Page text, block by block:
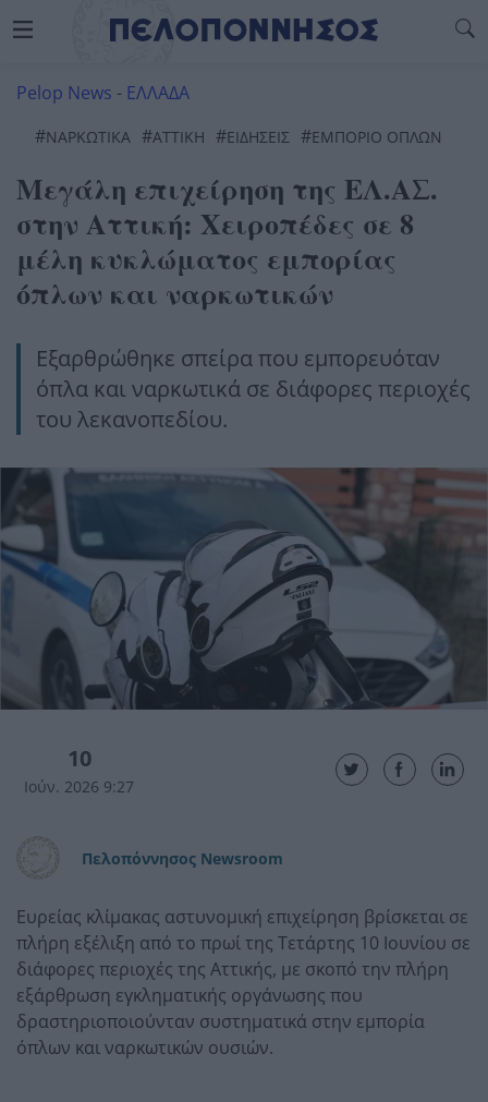
Pelop News - ΕΛΛΑΔΑ
#ΝΑΡΚΩΤΙΚΆ #ΑΤΤΙΚΉ #ΕΙΔΗΣΕΙΣ #ΕΜΠΟΡΙΟ ΟΠΛΩΝ
Μεγάλη επιχείρηση της ΕΛ.ΑΣ.
στην Αττική: Χειροπέδες σε 8
μέλη κυκλώματος εμπορίας
όπλων και ναρκωτικών
Εξαρθρώθηκε σπείρα που εμπορευόταν
όπλα και ναρκωτικά σε διάφορες περιοχές
του λεκανοπεδίου.
10
Ιούν. 2026 9:27
Πελοπόννησος Newsroom
Ευρείας κλίμακας αστυνομική επιχείρηση βρίσκεται σε
πλήρη εξέλιξη από το πρωί της Τετάρτης 10 Ιουνίου σε
διάφορες περιοχές της Αττικής, με σκοπό την πλήρη
εξάρθρωση εγκληματικής οργάνωσης που
δραστηριοποιούνταν συστηματικά στην εμπορία
όπλων και ναρκωτικών ουσιών.